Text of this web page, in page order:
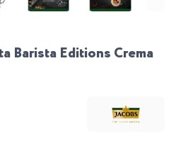
Barista Editions Crema